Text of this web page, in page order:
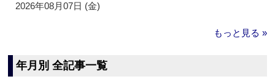
2026年08月07日 (金)
もっと見る »
年月別 全記事一覧